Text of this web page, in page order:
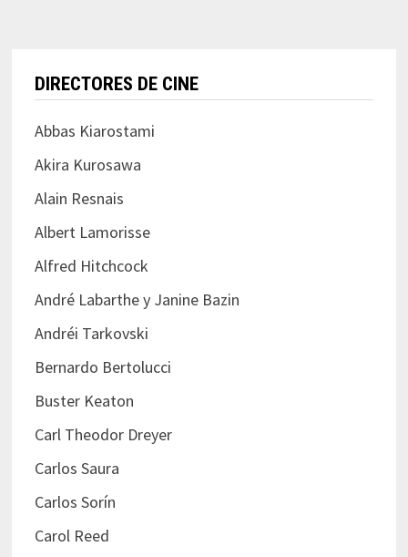
DIRECTORES DE CINE
Abbas Kiarostami
Akira Kurosawa
Alain Resnais
Albert Lamorisse
Alfred Hitchcock
André Labarthe y Janine Bazin
Andréi Tarkovski
Bernardo Bertolucci
Buster Keaton
Carl Theodor Dreyer
Carlos Saura
Carlos Sorín
Carol Reed